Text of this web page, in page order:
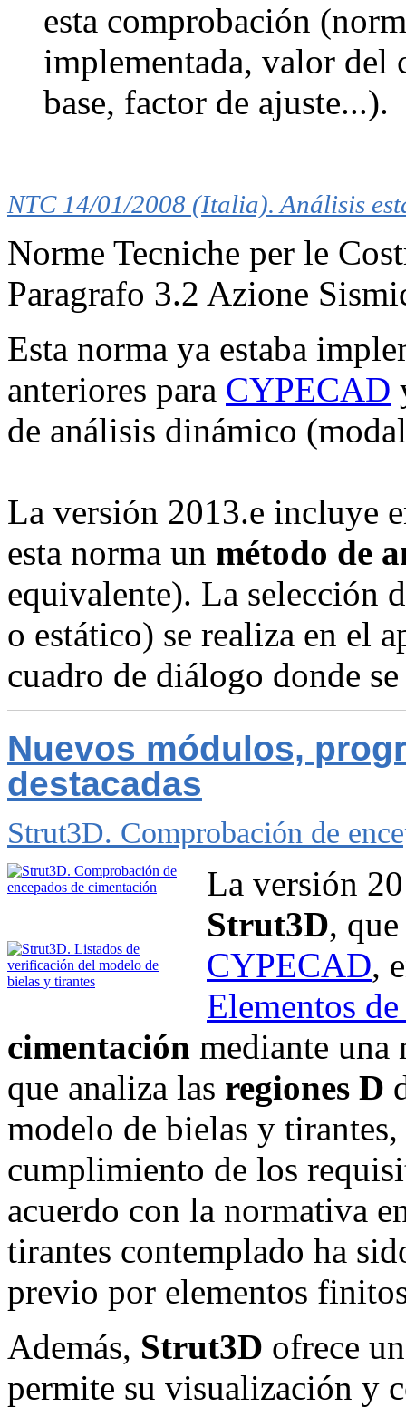
esta comprobación
implementada, valor del
base, factor de ajuste...).
NTC 14/01/2008 (Italia). Análisis
Norme Tecniche per le
Paragrafo 3.2 Azione
Esta norma ya estaba
anteriores para CYPECAD
de análisis dinámico
La versión 2013.e incluye
esta norma un método de
equivalente). La selección
o estático) se realiza en el
cuadro de diálogo donde
Nuevos módulos,
destacadas
Strut3D. Comprobación de
La versión
Strut3D,
CYPECAD,
Elementos
cimentación mediante una
que analiza las regiones D
modelo de bielas y
cumplimiento de los
acuerdo con la normativa
tirantes contemplado ha
previo por elementos
Además, Strut3D ofrece
permite su visualización y